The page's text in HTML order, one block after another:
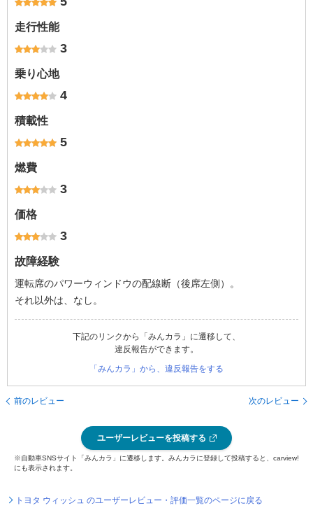
走行性能
3
乗り心地
4
積載性
5
燃費
3
価格
3
故障経験
運転席のパワーウィンドウの配線断（後席左側）。
それ以外は、なし。
下記のリンクから「みんカラ」に遷移して、
違反報告ができます。
「みんカラ」から、違反報告をする
前のレビュー 次のレビュー
ユーザーレビューを投稿する
※自動車SNSサイト「みんカラ」に遷移します。みんカラに登録して投稿すると、carview!
にも表示されます。
トヨタ ウィッシュ のユーザーレビュー・評価一覧のページに戻る